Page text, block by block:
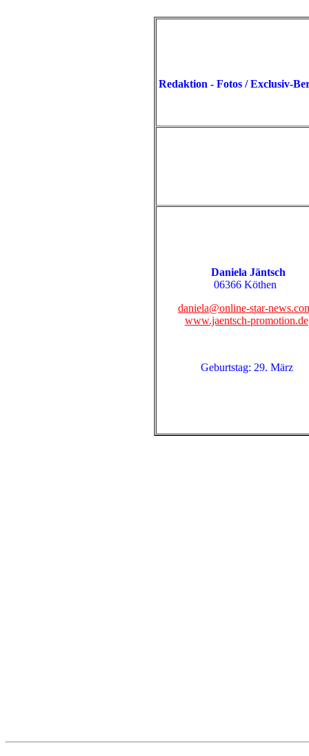
Redaktion - Fotos / Exclusiv-
Daniela Jäntsch
06366 Köthen
daniela@online-star-
www.jaentsch-promotion.de
Geburtstag: 29. März